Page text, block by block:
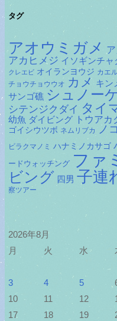
タグ
アオウミガメ
アカヒメジ イソギンチャ
クレエビ オイランヨウジ カエ
チョウチョウウオ カメ キン
サンゴ礁 シュノー
シテンジクダイ タイ
幼魚 ダイビング トウアカ
ゴイシウツボ ネムリブカ ノ
ビラクマノミ ハナミノカサゴ
ードウォッチング ファ
ビング 四男 子連
察ツアー
2026年8月
月
火 水
3
4 5
10
11 12
17
18 19